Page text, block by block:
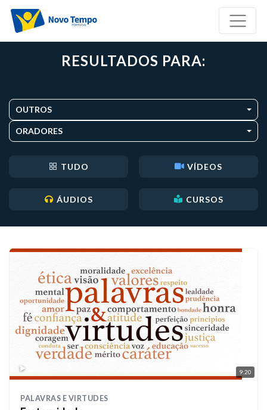
RESULTADOS PARA:
OUTROS
ORADORES
TUDO VÍDEOS
ÁUDIOS CURSOS
9:20
PALAVRAS E VIRTUDES